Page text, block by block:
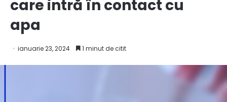
care intră în contact cu
apa
ianuarie 23, 2024 1 minut de citit